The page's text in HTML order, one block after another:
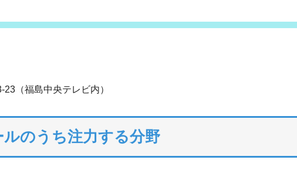
（福島中央テレビ内）
ルのうち注力する分野